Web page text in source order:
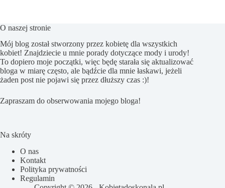
O naszej stronie
Mój blog został stworzony przez kobietę dla wszystkich
kobiet! Znajdziecie u mnie porady dotyczące mody i urody!
To dopiero moje początki, więc będę starała się aktualizować
bloga w miarę często, ale bądźcie dla mnie łaskawi, jeżeli
żaden post nie pojawi się przez dłuższy czas :)!
Zapraszam do obserwowania mojego bloga!
Na skróty
O nas
Kontakt
Polityka prywatności
Regulamin